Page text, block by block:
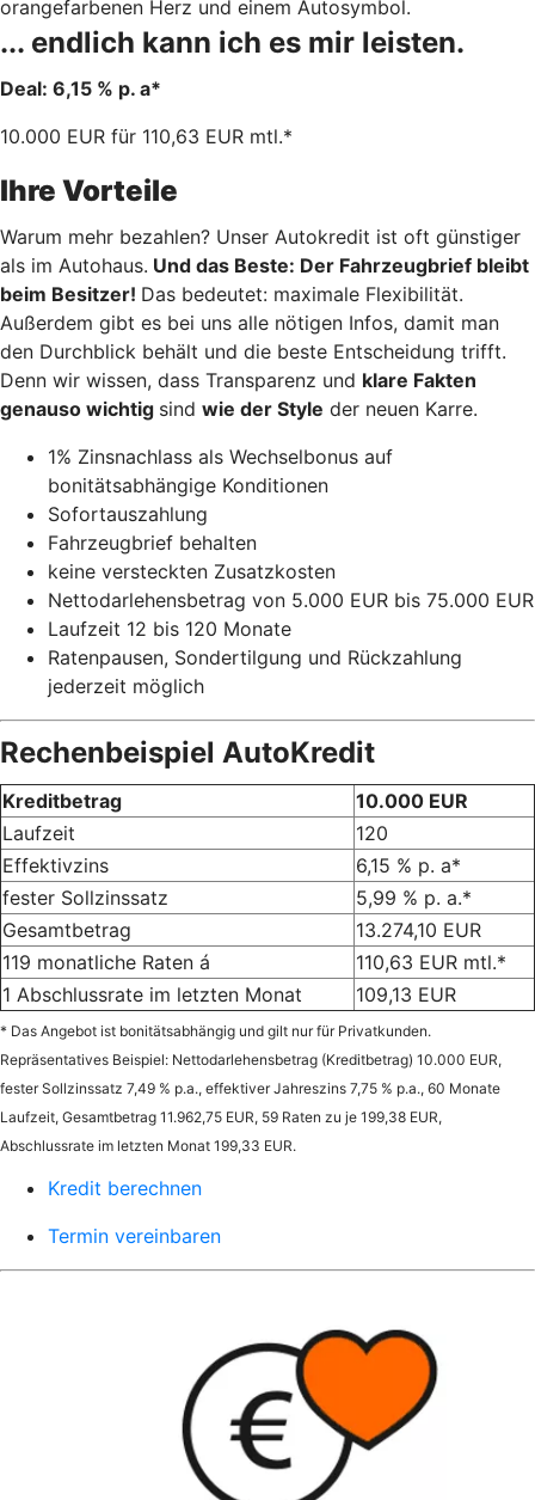
... endlich kann ich es mir leisten.
Deal: 6,15 % p. a*
10.000 EUR für 110,63 EUR mtl.*
Ihre Vorteile
Warum mehr bezahlen? Unser Autokredit ist oft günstiger
als im Autohaus. Und das Beste: Der Fahrzeugbrief bleibt
beim Besitzer! Das bedeutet: maximale Flexibilität.
Außerdem gibt es bei uns alle nötigen Infos, damit man
den Durchblick behält und die beste Entscheidung trifft.
Denn wir wissen, dass Transparenz und klare Fakten
genauso wichtig sind wie der Style der neuen Karre.
1% Zinsnachlass als Wechselbonus auf
bonitätsabhängige Konditionen
Sofortauszahlung
Fahrzeugbrief behalten
keine versteckten Zusatzkosten
Nettodarlehensbetrag von 5.000 EUR bis 75.000 EUR
Laufzeit 12 bis 120 Monate
Ratenpausen, Sondertilgung und Rückzahlung
jederzeit möglich
Rechenbeispiel AutoKredit
Kreditbetrag
10.000 EUR
Laufzeit
120
Effektivzins
6,15 % p. a*
fester Sollzinssatz
5,99 % p. a.*
Gesamtbetrag
13.274,10 EUR
119 monatliche Raten á
110,63 EUR mtl.*
1 Abschlussrate im letzten Monat
109,13 EUR
* Das Angebot ist bonitätsabhängig und gilt nur für Privatkunden.
Repräsentatives Beispiel: Nettodarlehensbetrag (Kreditbetrag) 10.000 EUR,
fester Sollzinssatz 7,49 % p.a., effektiver Jahreszins 7,75 % p.a., 60 Monate
Laufzeit, Gesamtbetrag 11.962,75 EUR, 59 Raten zu je 199,38 EUR,
Abschlussrate im letzten Monat 199,33 EUR.
Kredit berechnen
Termin vereinbaren